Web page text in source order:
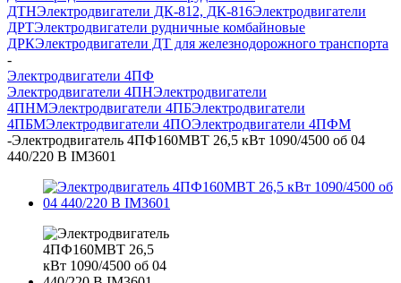
ДТНЭлектродвигатели ДК-812, ДК-816Электродвигатели
ДРТЭлектродвигатели рудничные комбайновые
ДРКЭлектродвигатели ДТ для железнодорожного транспорта
-
Электродвигатели 4ПФ
Электродвигатели 4ПНЭлектродвигатели
4ПНМЭлектродвигатели 4ПБЭлектродвигатели
4ПБМЭлектродвигатели 4ПОЭлектродвигатели 4ПФМ
-Электродвигатель 4ПФ160МВТ 26,5 кВт 1090/4500 об 04
440/220 В IM3601